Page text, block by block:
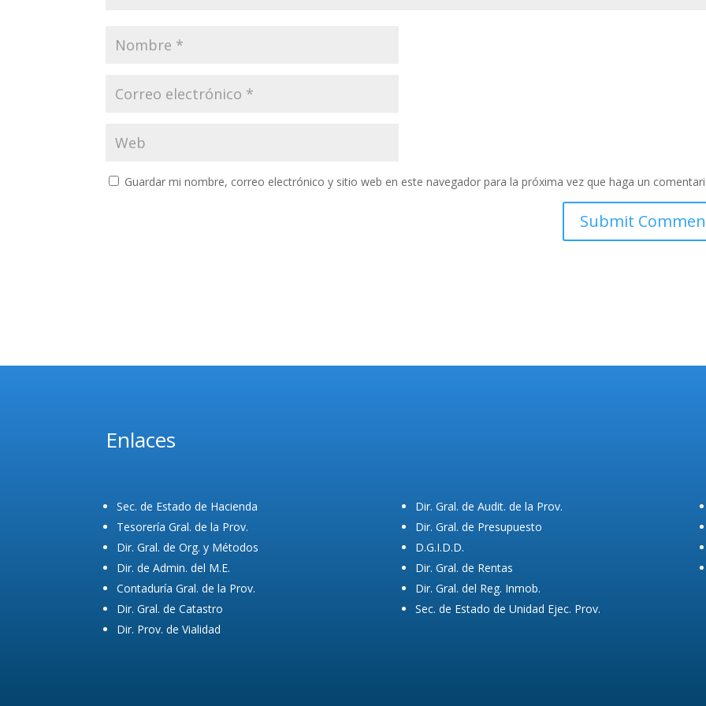
Guardar mi nombre, correo electrónico y sitio web en este navegador para la próxima vez que haga un
Enlaces
Sec. de Estado de Hacienda
Tesorería Gral. de la Prov.
Dir. Gral. de Org. y Métodos
Dir. de Admin. del M.E.
Contaduría Gral. de la Prov.
Dir. Gral. de Catastro
Dir. Prov. de Vialidad
Dir. Gral. de Audit. de la Prov.
Dir. Gral. de Presupuesto
D.G.I.D.D.
Dir. Gral. de Rentas
Dir. Gral. del Reg. Inmob.
Sec. de Estado de Unidad Ejec. Prov.